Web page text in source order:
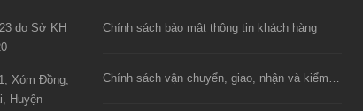
do Sở KH
Xóm Đồng,
Huyện
Chính sách bảo mật thông tin khách hàng
Chính sách vận chuyển, giao, nhận và kiểm hàng